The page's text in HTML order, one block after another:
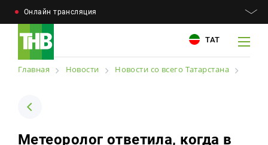
Онлайн трансляция
ТАТ
Главная Новости Новости со всего Татарстана
Метеоролог ответила, когда в